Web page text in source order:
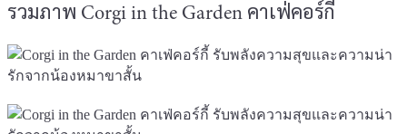
รวมภาพ Corgi in the Garden คาเฟ่คอร์กี้